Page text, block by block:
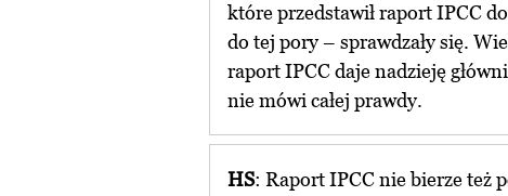
które przedstawił raport IPCC
do tej pory – sprawdzały się.
raport IPCC daje nadzieję
nie mówi całej prawdy.
HS: Raport IPCC nie bierze też